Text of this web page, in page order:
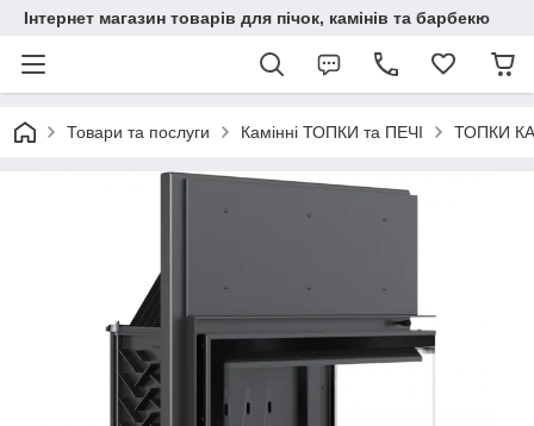
Інтернет магазин товарів для пічок, камінів та барбекю
Товари та послуги Камінні ТОПКИ та ПЕЧІ ТОПКИ